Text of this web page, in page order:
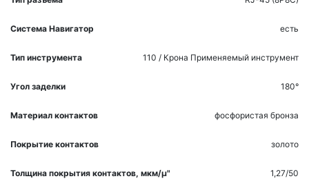
Система Навигатор есть
Тип инструмента 110 / Крона Применяемый инструмент
Угол заделки 180°
Материал контактов фосфористая бронза
Покрытие контактов золото
Толщина покрытия контактов, мкм/µ" 1,27/50